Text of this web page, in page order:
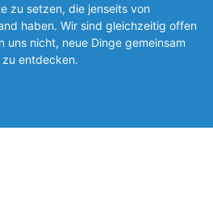
zu setzen, die jen­seits von
haben. Wir sind gleichzeitig offen
uns nicht, neue Dinge gemeinsam
zu entde­cken.